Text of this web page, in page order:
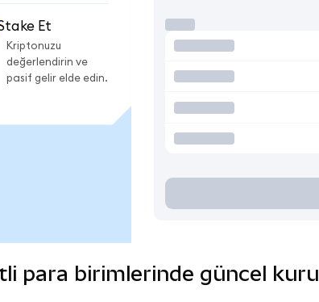
Et
Kriptonuzu
değerlendirin ve
pasif gelir elde edin.
para birimlerinde güncel kuru